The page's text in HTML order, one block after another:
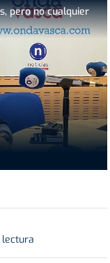
pero no cualquier
lectura